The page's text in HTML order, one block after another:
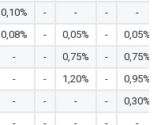
0,10% - - -
-
0,08% - 0,05% -
0,05%
- - 0,75% -
0,75%
- - 1,20% -
0,95%
- - - -
0,30%